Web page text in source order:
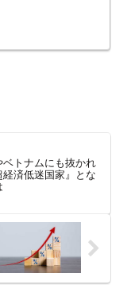
ベトナムにも抜かれ
済低迷国家』とな